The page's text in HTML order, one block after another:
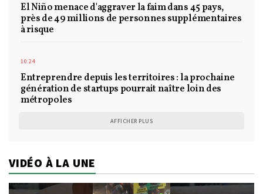
El Niño menace d'aggraver la faim dans 45 pays,
près de 49 millions de personnes supplémentaires
à risque
10:24
Entreprendre depuis les territoires : la prochaine
génération de startups pourrait naître loin des
métropoles
AFFICHER PLUS
VIDÉO À LA UNE